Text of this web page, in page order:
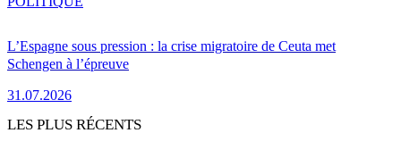
L’Espagne sous pression : la crise migratoire de Ceuta met
Schengen à l’épreuve
31.07.2026
LES PLUS RÉCENTS